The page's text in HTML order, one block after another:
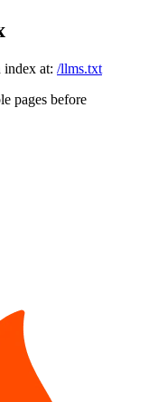
index at: /llms.txt
pages before